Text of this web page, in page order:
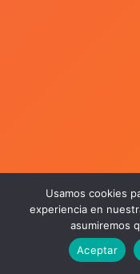
Usamos cookies
experiencia en
asumiremos
Aceptar